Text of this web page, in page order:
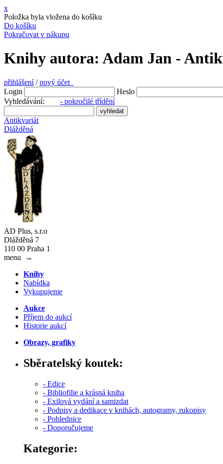
x
Položka byla vložena do košíku
Do košíku
Pokračovat v nákupu
Knihy autora: Adam Jan -
přihlášení/nový účet
Login
Heslo
Vyhledávání: - pokročilé třídění
Antikvariát
Dlážděná
AD Plus, s.r.o
Dlážděná 7
110 00 Praha 1
menu
→
Knihy
Nabídka
Vykupujeme
Aukce
Příjem do aukcí
Historie aukcí
Obrazy, grafiky
Sběratelský koutek:
- Edice
- Bibliofilie a krásná kniha
- Exilová vydání a samizdat
- Podpisy a dedikace v knihách, autogramy, rukopisy
- Pohlednice
- Doporučujeme
Kategorie: